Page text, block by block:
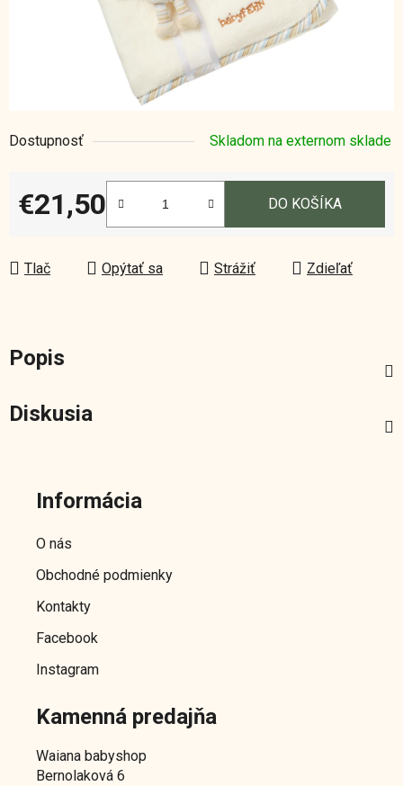
Dostupnosť Skladom na externom sklade
€21,50
Jednotková cena:
DO KOŠÍKA
Tlač Opýtať sa Strážiť Zdieľať
Popis
Diskusia
Informácia
O nás
Obchodné podmienky
Kontakty
Facebook
Instagram
Kamenná predajňa
Waiana babyshop
Bernolaková 6